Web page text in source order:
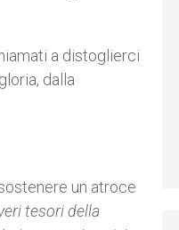
a distoglierci
dalla
un atroce
tesori della